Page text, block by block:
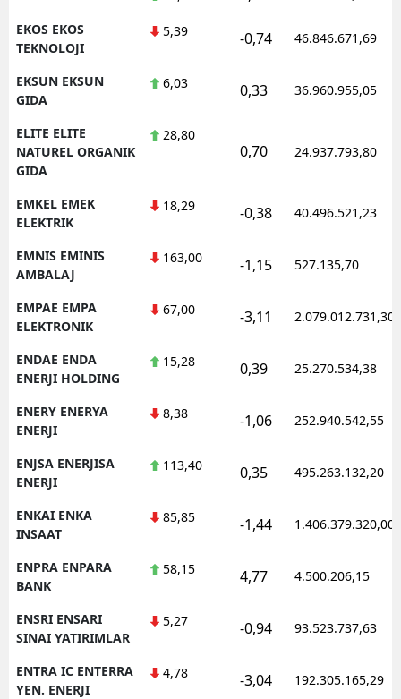
EKOS EKOS
TEKNOLOJI
5,39 -0,74 46.846.671,69
EKSUN EKSUN
GIDA
6,03 0,33 36.960.955,05
ELITE ELITE
NATUREL ORGANIK
GIDA
28,80
0,70 24.937.793,80
EMKEL EMEK
ELEKTRIK
18,29 -0,38 40.496.521,23
EMNIS EMINIS
AMBALAJ
163,00 -1,15 527.135,70
EMPAE EMPA
ELEKTRONIK
67,00 -3,11 2.079.012.731,30
ENDAE ENDA
ENERJI HOLDING
15,28 0,39 25.270.534,38
ENERY ENERYA
ENERJI
8,38 -1,06 252.940.542,55
ENJSA ENERJISA
ENERJI
113,40 0,35 495.263.132,20
ENKAI ENKA
INSAAT
85,85 -1,44 1.406.379.320,00
ENPRA ENPARA
BANK
58,15 4,77 4.500.206,15
ENSRI ENSARI
SINAI YATIRIMLAR
5,27 -0,94 93.523.737,63
ENTRA IC ENTERRA
YEN. ENERJI
4,78 -3,04 192.305.165,29